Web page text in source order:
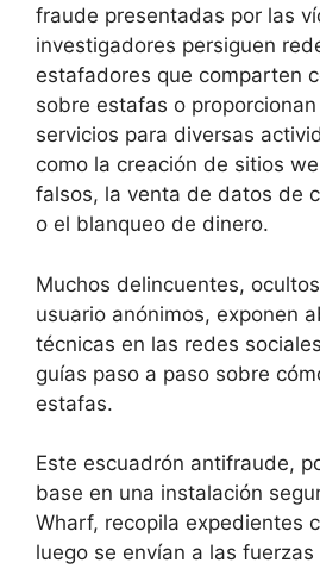
fraude presentadas por las
investigadores persiguen
estafadores que comparten
sobre estafas o
servicios para diversas
como la creación de sitios
falsos, la venta de datos de
o el blanqueo de dinero.
Muchos delincuentes,
usuario anónimos, exponen
técnicas en las redes
guías paso a paso sobre
estafas.
Este escuadrón antifraude,
base en una instalación
Wharf, recopila expedientes
luego se envían a las